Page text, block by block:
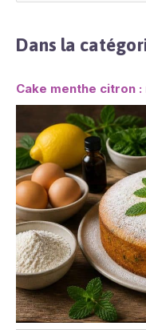
Dans la
Cake menthe citron